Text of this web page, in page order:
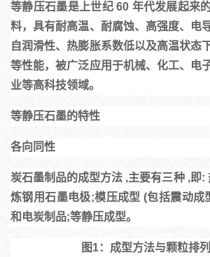
等静压石墨是上世纪 60 年代发展起来
料，具有耐高温、耐腐蚀、高强度、电
自润滑性、热膨胀系数低以及高温状态
等性能，被广泛应用于机械、化工、电
业等高科技领域。
等静压石墨的特性
各向同性
炭石墨制品的成型方法 ,主要有三种 ,即:
炼钢用石墨电极;模压成型 (包括震动成
和电炭制品;等静压成型。
图1：成型方法与颗粒排